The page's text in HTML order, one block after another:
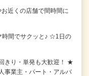
近くの店舗で間時間に
時間でサクッと♪ ☆1日の
きり・単発も大歓迎！ ★
事業主・パート・アルバ